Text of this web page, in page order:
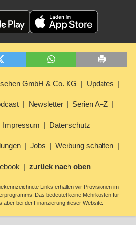
GmbH & Co. KG Updates
Newsletter Serien A–Z
Impressum Datenschutz
Jobs Werbung schalten
zurück nach oben
Links erhalten wir Provisionen im
Das bedeutet keine Mehrkosten für
aber bei der Finanzierung dieser Website.